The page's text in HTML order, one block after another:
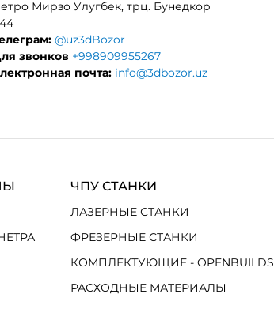
Мирзо Улугбек, трц. Бунедкор
@uz3dBozor
звонков +998909955267
почта: info@3dbozor.uz
ЧПУ СТАНКИ
ЛАЗЕРНЫЕ СТАНКИ
ФРЕЗЕРНЫЕ СТАНКИ
КОМПЛЕКТУЮЩИЕ - OPENBUILDS
РАСХОДНЫЕ МАТЕРИАЛЫ